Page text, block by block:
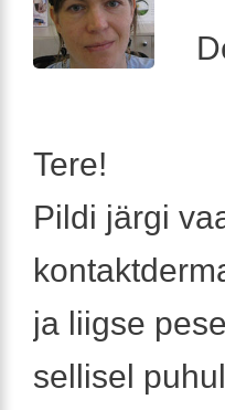
Tere!
Pildi järgi
ja liigse
sellisel